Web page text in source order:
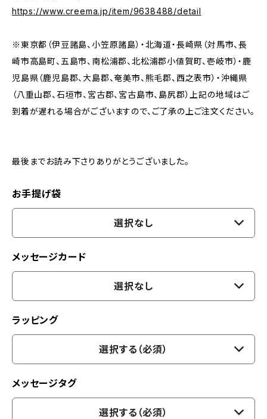
https://www.creema.jp/item/9638488/detail
※東京都（伊豆諸島、小笠原諸島）・北海道・長崎県（対馬市、長
崎市高島町、五島市、南松浦郡、北松浦郡小値賀町、壱岐市）・鹿
児島県（鹿児島郡、大島郡、奄美市、熊毛郡、西之表市）・沖縄県
（八重山郡、石垣市、宮古郡、宮古島市、島尻郡）上記の地域はご
到着が遅れる場合がございますので、ご了承の上ご注文ください。
最後までお読み下さりありがとうございました。
お手提げ袋
選択なし
メッセージカード
選択なし
ラッピング
選択する（必須）
メッセージタグ
選択する（必須）